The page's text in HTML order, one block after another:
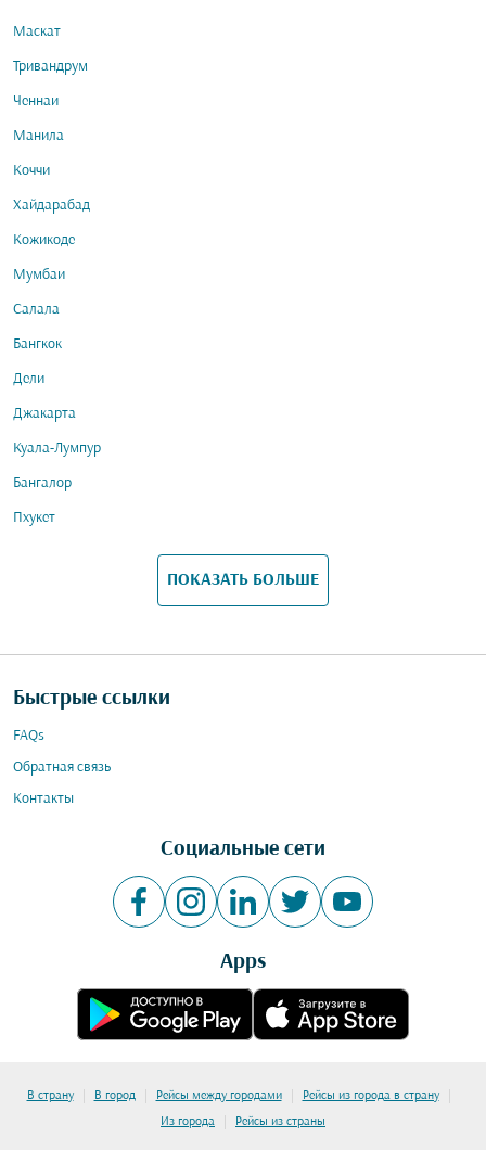
Маскат
Тривандрум
Ченнаи
Манила
Коччи
Хайдарабад
Кожикоде
Мумбаи
Салала
Бангкок
Дели
Джакарта
Куала-Лумпур
Бангалор
Пхукет
ПОКАЗАТЬ БОЛЬШЕ
Быстрые ссылки
FAQs
Обратная связь
Контакты
Социальные сети
Apps
В страну | В город | Рейсы между городами | Рейсы из города в страну |
Из города | Рейсы из страны